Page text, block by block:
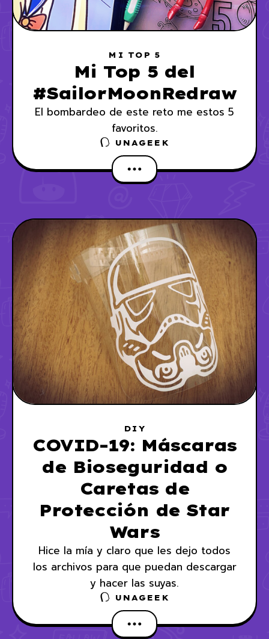
MI TOP 5
Mi Top 5 del
#SailorMoonRedraw
El bombardeo de este reto me estos 5
favoritos.
UNAGEEK
DIY
COVID-19: Máscaras
de Bioseguridad o
Caretas de
Protección de Star
Wars
Hice la mía y claro que les dejo todos
los archivos para que puedan descargar
y hacer las suyas.
UNAGEEK